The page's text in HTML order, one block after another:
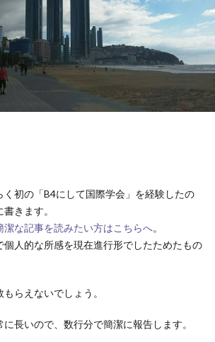
ー
報
告
会
発
表
論
文
受
賞
外
セ
く初の「B4にして国際学会」を経験したの
きます。
潔な記事を読みたい方はこちらへ。
個人的な所感を現在進行形でしたためたもの
もらえないでしょう。
長いので、数行分で簡潔に報告します。